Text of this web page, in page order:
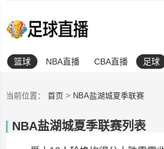
篮球 NBA直播 CBA直播 足球
当前位置： 首页 > NBA盐湖城夏季联赛
NBA盐湖城夏季联赛列表